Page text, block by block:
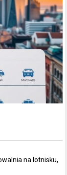
na lotnisku,